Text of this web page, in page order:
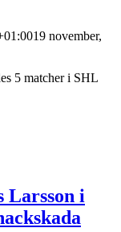
19 november,
5 matcher i SHL
Larsson i